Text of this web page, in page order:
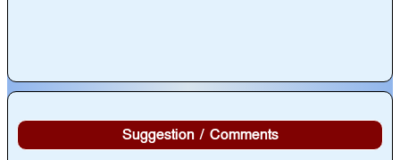
Suggestion / Comments